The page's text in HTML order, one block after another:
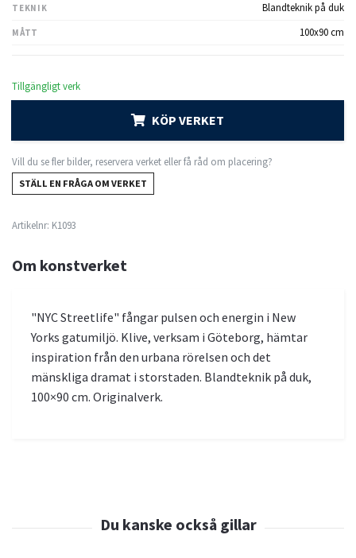
TEKNIK Blandteknik på duk
MÅTT 100x90 cm
Tillgängligt verk
KÖP VERKET
Vill du se fler bilder, reservera verket eller få råd om placering?
STÄLL EN FRÅGA OM VERKET
Artikelnr: K1093
Om konstverket
"NYC Streetlife" fångar pulsen och energin i New
Yorks gatumiljö. Klive, verksam i Göteborg, hämtar
inspiration från den urbana rörelsen och det
mänskliga dramat i storstaden. Blandteknik på duk,
100×90 cm. Originalverk.